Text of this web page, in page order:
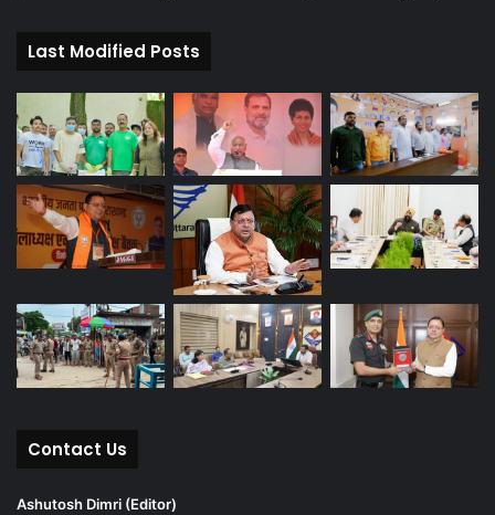
Last Modified Posts
Contact Us
Ashutosh Dimri (Editor)